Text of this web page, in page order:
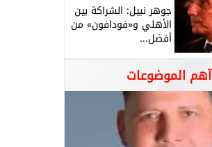
جوهر نبيل: الشراكة بين
الأهلي و«فودافون» من
أفضل...
آهم الموضوعات